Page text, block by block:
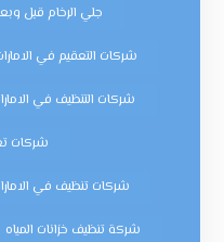
جلي الرخام قبل
شركات التعقيم في
شركات التنظيف في
شركات
شركات تنظيف في
شركة تنظيف خزانات المياه